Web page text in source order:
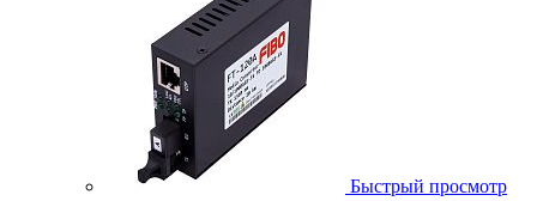
Быстрый просмотр